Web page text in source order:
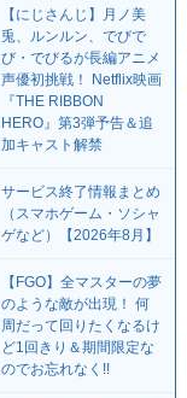
【にじさんじ】月ノ美
兎、ルンルン、でびで
び・でびるが長編アニメ
声優初挑戦！ Netflix映画
『THE RIBBON
HERO』第3弾予告＆追
加キャスト解禁
サービス終了情報まとめ
（スマホゲーム・ソシャ
ゲなど）【2026年8月】
【FGO】全マスターの夢
のような敵が出現！ 何
周だって回りたくなるけ
ど1回きり＆期間限定な
のでお忘れなく!!